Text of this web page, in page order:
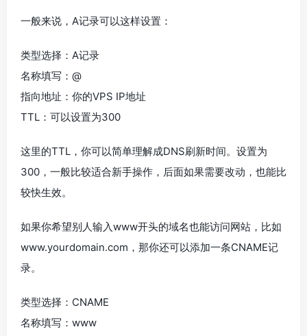
一般来说，A记录可以这样设置：
类型选择：A记录
名称填写：@
指向地址：你的VPS IP地址
TTL：可以设置为300
这里的TTL，你可以简单理解成DNS刷新时间。设置为
300，一般比较适合新手操作，后面如果需要改动，也能比
较快生效。
如果你希望别人输入www开头的域名也能访问网站，比如
www.yourdomain.com，那你还可以添加一条CNAME记
录。
类型选择：CNAME
名称填写：www